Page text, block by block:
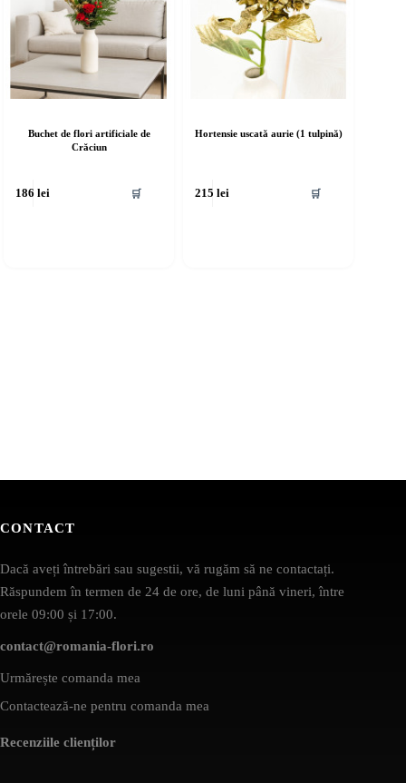
Buchet de flori artificiale de
Crăciun
186lei 🛒
Hortensie uscată aurie (1 tulpină)
215lei 🛒
CONTACT
Dacă aveți întrebări sau sugestii, vă rugăm să ne contactați.
Răspundem în termen de 24 de ore, de luni până vineri, între
orele 09:00 și 17:00.
contact@romania-flori.ro
Urmărește comanda mea
Contactează-ne pentru comanda mea
Recenziile clienților